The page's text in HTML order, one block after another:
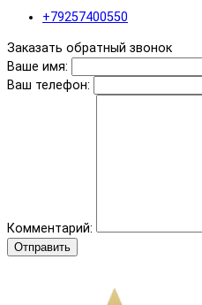
+79257400550
Заказать обратный звонок
Ваше имя:
Ваш телефон:
Комментарий:
Отправить